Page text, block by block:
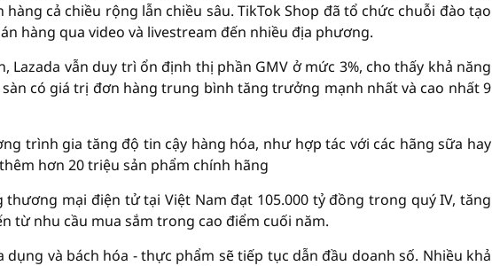
cả chiều rộng lẫn chiều sâu. TikTok Shop đã tổ chức chuỗi đào tạo
hàng qua video và livestream đến nhiều địa phương.
Lazada vẫn duy trì ổn định thị phần GMV ở mức 3%, cho thấy khả năng
có giá trị đơn hàng trung bình tăng trưởng mạnh nhất và cao nhất 9
trình gia tăng độ tin cậy hàng hóa, như hợp tác với các hãng sữa hay
hơn 20 triệu sản phẩm chính hãng
mại điện tử tại Việt Nam đạt 105.000 tỷ đồng trong quý IV, tăng
từ nhu cầu mua sắm trong cao điểm cuối năm.
và bách hóa - thực phẩm sẽ tiếp tục dẫn đầu doanh số. Nhiều khả